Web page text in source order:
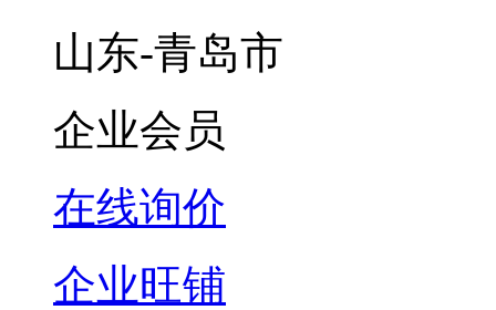
山东-青岛市
企业会员
在线询价
企业旺铺